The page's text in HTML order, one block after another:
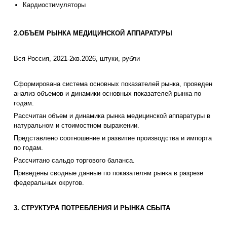
Кардиостимуляторы
2.ОБЪЕМ РЫНКА МЕДИЦИНСКОЙ АППАРАТУРЫ
Вся Россия, 2021-2кв.2026, штуки, рубли
Сформирована система основных показателей рынка, проведен
анализ объемов и динамики основных показателей рынка по
годам.
Рассчитан объем и динамика рынка медицинской аппаратуры в
натуральном и стоимостном выражении.
Представлено соотношение и развитие производства и импорта
по годам.
Рассчитано сальдо торгового баланса.
Приведены сводные данные по показателям рынка в разрезе
федеральных округов.
3. СТРУКТУРА ПОТРЕБЛЕНИЯ И РЫНКА СБЫТА